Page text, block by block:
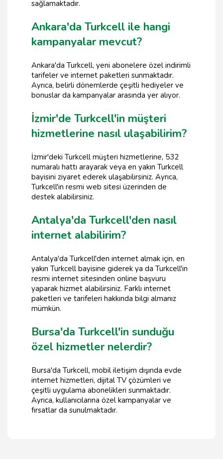
sağlamaktadır.
Ankara'da Turkcell ile hangi
kampanyalar mevcut?
Ankara'da Turkcell, yeni abonelere özel indirimli
tarifeler ve internet paketleri sunmaktadır.
Ayrıca, belirli dönemlerde çeşitli hediyeler ve
bonuslar da kampanyalar arasında yer alıyor.
İzmir'de Turkcell'in müşteri
hizmetlerine nasıl ulaşabilirim?
İzmir'deki Turkcell müşteri hizmetlerine, 532
numaralı hattı arayarak veya en yakın Turkcell
bayisini ziyaret ederek ulaşabilirsiniz. Ayrıca,
Turkcell'in resmi web sitesi üzerinden de
destek alabilirsiniz.
Antalya'da Turkcell'den nasıl
internet alabilirim?
Antalya'da Turkcell'den internet almak için, en
yakın Turkcell bayisine giderek ya da Turkcell'in
resmi internet sitesinden online başvuru
yaparak hizmet alabilirsiniz. Farklı internet
paketleri ve tarifeleri hakkında bilgi almanız
mümkün.
Bursa'da Turkcell'in sunduğu
özel hizmetler nelerdir?
Bursa'da Turkcell, mobil iletişim dışında evde
internet hizmetleri, dijital TV çözümleri ve
çeşitli uygulama abonelikleri sunmaktadır.
Ayrıca, kullanıcılarına özel kampanyalar ve
fırsatlar da sunulmaktadır.